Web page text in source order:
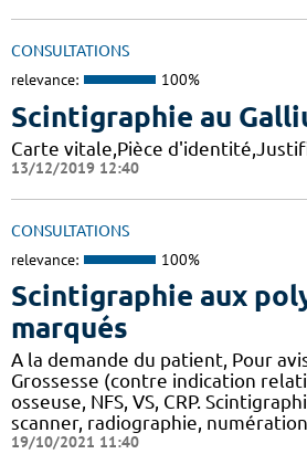
CONSULTATIONS
relevance: 100%
Scintigraphie au
Carte vitale,Pièce
13/12/2019 12:40
CONSULTATIONS
relevance: 100%
Scintigraphie aux
marqués
A la demande du patient, Pour
Grossesse (contre indication
osseuse, NFS, VS, CRP.
scanner, radiographie,
19/10/2021 11:40